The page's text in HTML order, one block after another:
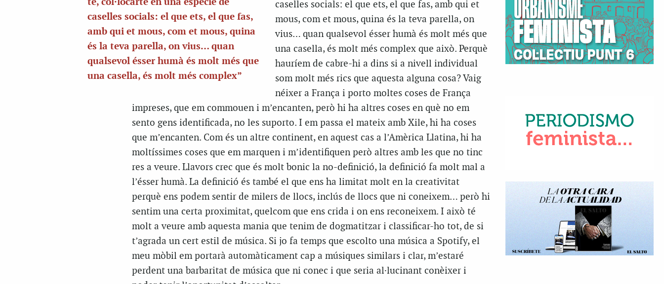
caselles socials: el que ets, el que fas,
amb qui et mous, com et mous, quina
és la teva parella, on vius… quan
qualsevol ésser humà és molt més que
una casella, és molt més complex”
caselles socials: el que ets, el que fas, amb qui et
mous, com et mous, quina és la teva parella, on
vius… quan qualsevol ésser humà és molt més que
una casella, és molt més complex que això. Perquè
hauríem de cabre-hi a dins si a nivell individual
som molt més rics que aquesta alguna cosa? Vaig
néixer a França i porto moltes coses de França
impreses, que em commouen i m’encanten, però hi ha altres coses en què no em
sento gens identificada, no les suporto. I em passa el mateix amb Xile, hi ha coses
que m’encanten. Com és un altre continent, en aquest cas a l’Amèrica Llatina, hi ha
moltíssimes coses que em marquen i m’identifiquen però altres amb les que no tinc
res a veure. Llavors crec que és molt bonic la no-definició, la definició fa molt mal a
l’ésser humà. La definició és també el que ens ha limitat molt en la creativitat
perquè ens podem sentir de milers de llocs, inclús de llocs que ni coneixem… però hi
sentim una certa proximitat, quelcom que ens crida i on ens reconeixem. I això té
molt a veure amb aquesta mania que tenim de dogmatitzar i classificar-ho tot, de si
t’agrada un cert estil de música. Si jo fa temps que escolto una música a Spotify, el
meu mòbil em portarà automàticament cap a músiques similars i clar, m’estaré
perdent una barbaritat de música que ni conec i que seria al·lucinant conèixer i